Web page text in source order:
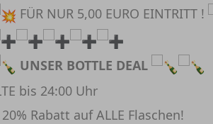
FÜR NUR 5,00 EURO EINTRITT !
UNSER BOTTLE DEAL
bis 24:00 Uhr
20% Rabatt auf ALLE Flaschen!